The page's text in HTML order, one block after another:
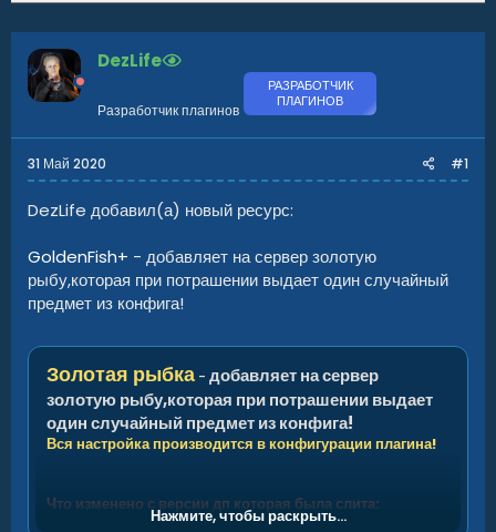
DezLife
Разработчик плагинов
РАЗРАБОТЧИК
ПЛАГИНОВ
31 Май 2020 #1
DezLife добавил(а) новый ресурс:
GoldenFish+ - добавляет на сервер золотую
рыбу,которая при потрашении выдает один случайный
предмет из конфига!
Золотая рыбка - добавляет на сервер
золотую рыбу,которая при потрашении выдает
один случайный предмет из конфига!
Вся настройка производится в конфигурации плагина!
Что изменено с версии дп которая была слита:
Нажмите, чтобы раскрыть...